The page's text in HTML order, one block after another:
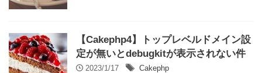
【Cakephp4】トップレベルドメイン設
定が無いとdebugkitが表示されない件
2023/1/17 Cakephp